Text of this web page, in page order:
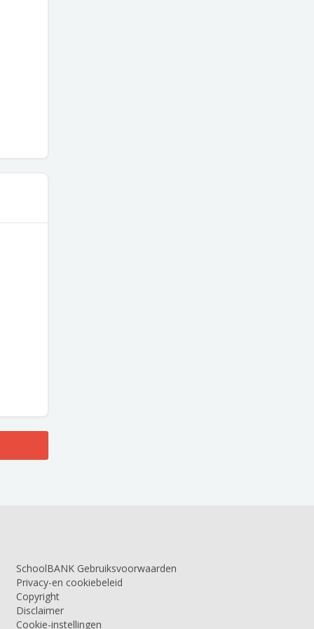
SchoolBANK Gebruiksvoorwaarden
Privacy-en cookiebeleid
Copyright
Disclaimer
Cookie-instellingen